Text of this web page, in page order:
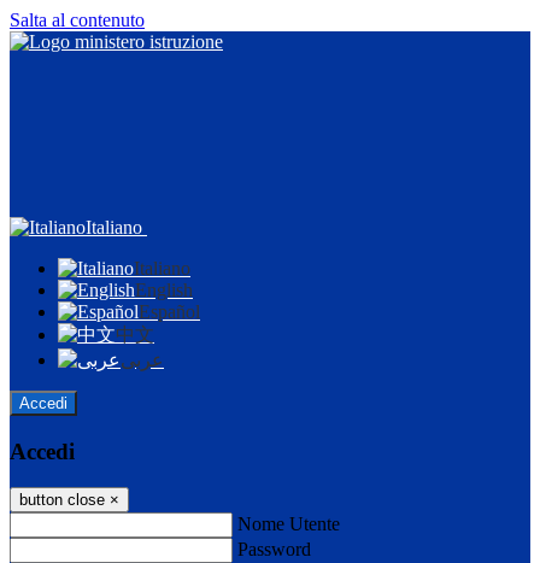
Salta al contenuto
Italiano
Italiano
English
Español
中文
عربى
Accedi
Accedi
button close ×
Nome Utente
Password